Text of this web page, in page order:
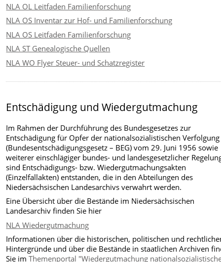
NLA OL Leitfaden Familienforschung
NLA OS Inventar zur Hof- und Familienforschung
NLA OS Leitfaden Familienforschung
NLA ST Genealogische Quellen
NLA WO Flyer Steuer- und Schatzregister
Entschädigung und Wiedergutmachung
Im Rahmen der Durchführung des Bundesgesetzes zur
Entschädigung für Opfer der nationalsozialistischen Verfolgung
(Bundesentschädigungsgesetz – BEG) vom 29. Juni 1956 sowie
weiterer einschlägiger bundes- und landesgesetzlicher
sind Entschädigungs- bzw. Wiedergutmachungsakten
(Einzelfallakten) entstanden, die in den Abteilungen des
Niedersächsischen Landesarchivs verwahrt werden.
Eine Übersicht über die Bestände im Niedersächsischen
Landesarchiv finden Sie hier
NLA Wiedergutmachung
Informationen über die historischen, politischen und
Hintergründe und über die Bestände in staatlichen Archiven
Sie imThemenportal "Wiedergutmachung